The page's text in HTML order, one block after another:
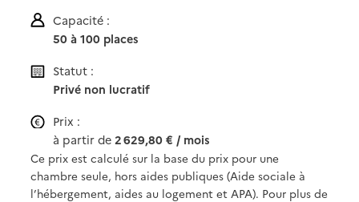
Capacité :
50 à 100 places
Statut :
Privé non lucratif
Prix :
à partir de2 629,80 € / mois
Ce prix est calculé sur la base du prix pour une
chambre seule, hors aides publiques (Aide sociale à
l’hébergement, aides au logement et APA). Pour plus de